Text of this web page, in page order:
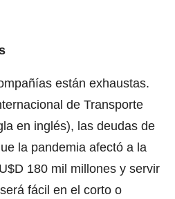
están exhaustas.
de Transporte
en inglés), las deudas de
la pandemia afectó a la
180 mil millones y servir
fácil en el corto o